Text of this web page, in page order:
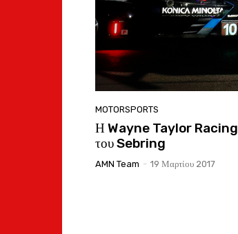
MOTORSPORTS
Η Wayne Taylor Racing
του Sebring
AMN Team - 19 Μαρτίου 2017